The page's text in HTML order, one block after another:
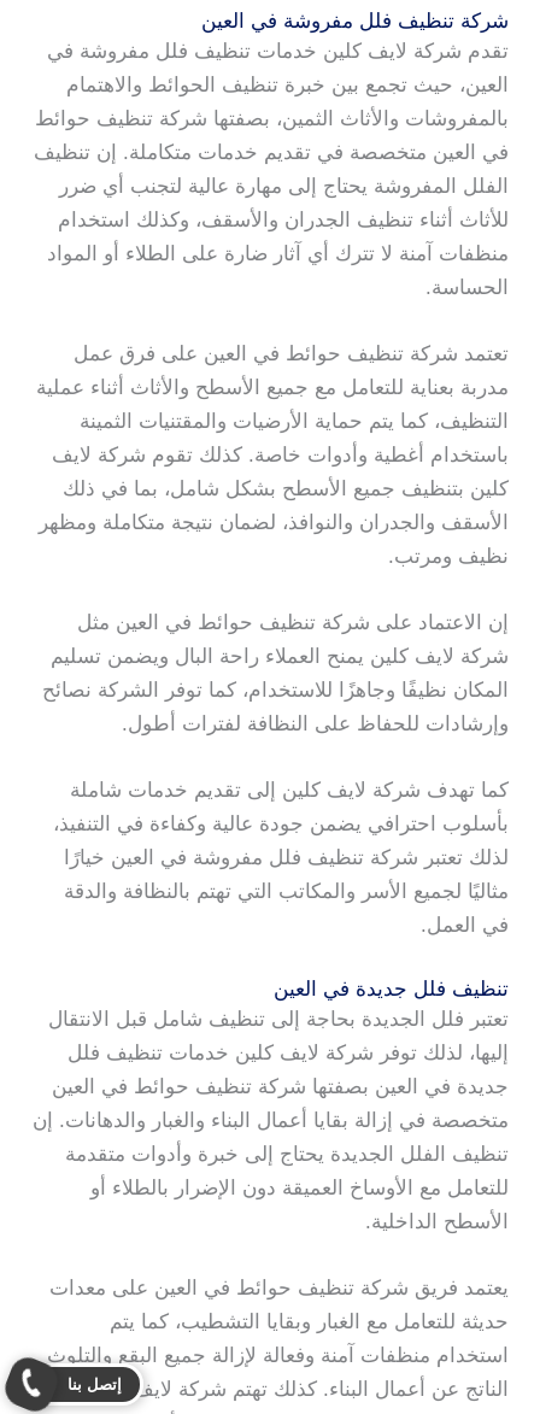
شركة تنظيف فلل مفروشة في العين
تقدم شركة لايف كلين خدمات تنظيف فلل مفروشة في
العين، حيث تجمع بين خبرة تنظيف الحوائط والاهتمام
بالمفروشات والأثاث الثمين، بصفتها شركة تنظيف حوائط
في العين متخصصة في تقديم خدمات متكاملة. إن تنظيف
الفلل المفروشة يحتاج إلى مهارة عالية لتجنب أي ضرر
للأثاث أثناء تنظيف الجدران والأسقف، وكذلك استخدام
منظفات آمنة لا تترك أي آثار ضارة على الطلاء أو المواد
الحساسة.
تعتمد شركة تنظيف حوائط في العين على فرق عمل
مدربة بعناية للتعامل مع جميع الأسطح والأثاث أثناء عملية
التنظيف، كما يتم حماية الأرضيات والمقتنيات الثمينة
باستخدام أغطية وأدوات خاصة. كذلك تقوم شركة لايف
كلين بتنظيف جميع الأسطح بشكل شامل، بما في ذلك
الأسقف والجدران والنوافذ، لضمان نتيجة متكاملة ومظهر
نظيف ومرتب.
إن الاعتماد على شركة تنظيف حوائط في العين مثل
شركة لايف كلين يمنح العملاء راحة البال ويضمن تسليم
المكان نظيفًا وجاهزًا للاستخدام، كما توفر الشركة نصائح
وإرشادات للحفاظ على النظافة لفترات أطول.
كما تهدف شركة لايف كلين إلى تقديم خدمات شاملة
بأسلوب احترافي يضمن جودة عالية وكفاءة في التنفيذ،
لذلك تعتبر شركة تنظيف فلل مفروشة في العين خيارًا
مثاليًا لجميع الأسر والمكاتب التي تهتم بالنظافة والدقة
في العمل.
تنظيف فلل جديدة في العين
تعتبر فلل الجديدة بحاجة إلى تنظيف شامل قبل الانتقال
إليها، لذلك توفر شركة لايف كلين خدمات تنظيف فلل
جديدة في العين بصفتها شركة تنظيف حوائط في العين
متخصصة في إزالة بقايا أعمال البناء والغبار والدهانات. إن
تنظيف الفلل الجديدة يحتاج إلى خبرة وأدوات متقدمة
للتعامل مع الأوساخ العميقة دون الإضرار بالطلاء أو
الأسطح الداخلية.
يعتمد فريق شركة تنظيف حوائط في العين على معدات
حديثة للتعامل مع الغبار وبقايا التشطيب، كما يتم
استخدام منظفات آمنة وفعالة لإزالة جميع البقع والتلوث
الناتج عن أعمال البناء. كذلك تهتم شركة لايف كلين
إتصل بنا